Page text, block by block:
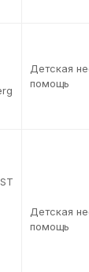
Детская
помощь
Детская
помощь